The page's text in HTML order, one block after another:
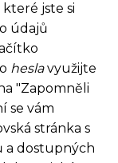
které jste si
údajů
heslavyužijte
"Zapomněli
se vám
stránka s
a dostupných